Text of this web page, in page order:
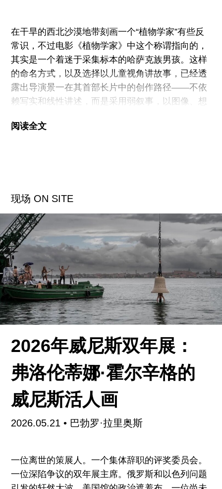
当我们试图定义“滇缅公路”时，可以说它是
在干旱的西北沙漠地带刻画一个“植物学家”有些反
常识，不过电影《植物学家》中这个称谓指向的，
其实是一个着迷于采集标本的哈萨克族男孩。这样
的命名方式，以及选择以儿童视角讲故事，已经透
露出导演景一在其首部长片中的创作路径——不依
赖写实和线性讲述，而是采用弱叙事，以图像、想
最亲密的朋友——一个汉族女孩将在暑假结束时离
开，他们曾度过不少浪漫时光；去北京打工的哥哥
突然返乡又再次远行。而家乡的村庄，也和世界上
千千万万乡村一样，正经历着巨大的改变。
阿尔辛的那些植物标本，在影片中像是艺术装置，
通过不同材质的拼贴，揭开哈萨克族文化、历史及
其背后的精神世界之一角，这对于大部分银幕前的
观众来说是陌生而神秘的。作为汉族导演，景一虽
然在当地长大，但他不佯装懂得，而是试图用一种
谨慎而轻巧的方式来表现他者。背景中沙漠里的遗
址废墟、作为道具的书和旧报纸、暑假结束时孩子
不经意的一句“我要回秋季牧场了”背后的游牧传统
——这些细节都提供了一种介于内部与外部之间的
视角，反映出这一边界族群今天的处境。而“植物学
家”保存生命的职责，在这里也构成了全片最重要的
隐喻：文化的延存。
处触
阅读全文
现场 ON SITE
2026年威尼斯双年展：
弗洛伦蒂娜·霍尔辛格的
威尼斯活人画
2026.05.21• 巴勃罗·拉里奥斯
一位离世的策展人。一个集体辞职的评奖委员会。
一位深陷争议的双年展主席。俄罗斯和以色列问题